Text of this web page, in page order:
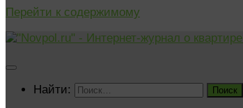
Перейти к содержимому
Найти: